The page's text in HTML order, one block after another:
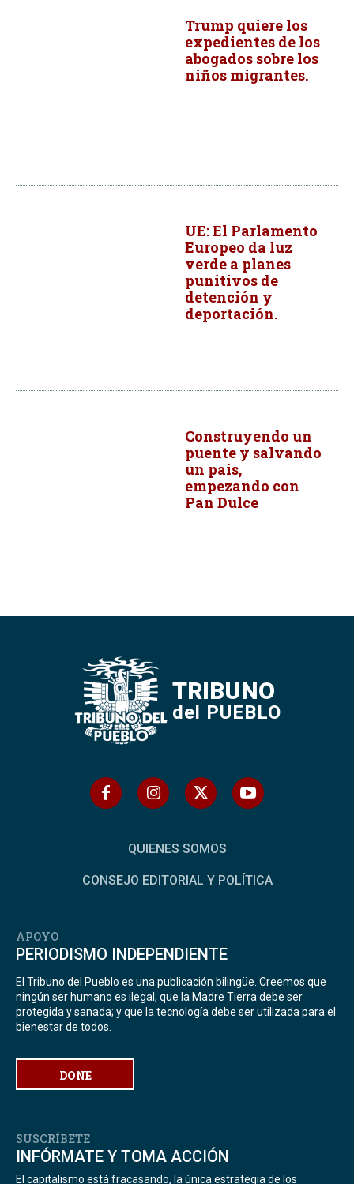
Trump quiere los
expedientes de los
abogados sobre los
niños migrantes.
UE: El Parlamento
Europeo da luz
verde a planes
punitivos de
detención y
deportación.
Construyendo un
puente y salvando
un país,
empezando con
Pan Dulce
TRIBUNO
del PUEBLO
QUIENES SOMOS
CONSEJO EDITORIAL Y POLÍTICA
APOYO
PERIODISMO INDEPENDIENTE
El Tribuno del Pueblo es una publicación bilingüe. Creemos que
ningún ser humano es ilegal; que la Madre Tierra debe ser
protegida y sanada; y que la tecnología debe ser utilizada para el
bienestar de todos.
DONE
SUSCRÍBETE
INFÓRMATE Y TOMA ACCIÓN
El capitalismo está fracasando, la única estrategia de los